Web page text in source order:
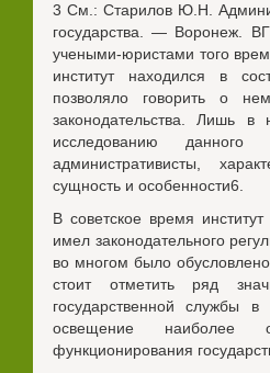
3 См.: Старилов Ю.Н.
государства. — Воронеж.
учеными-юристами того
институт находился в
позволяло говорить о
законодательства. Лишь
исследованию
административисты,
сущность и особенности6.
В советское время
имел законодательного
во многом было
стоит отметить ряд
государственной службы
освещение наиболее
функционирования